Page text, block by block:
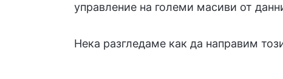
управление на големи масиви от
Нека разгледаме как да направим